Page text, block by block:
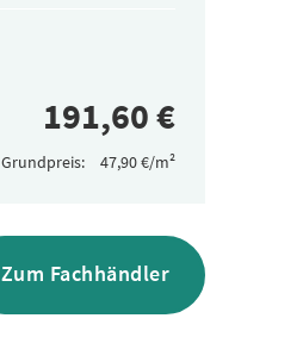
Grundpreis:
Zum Fachhändler